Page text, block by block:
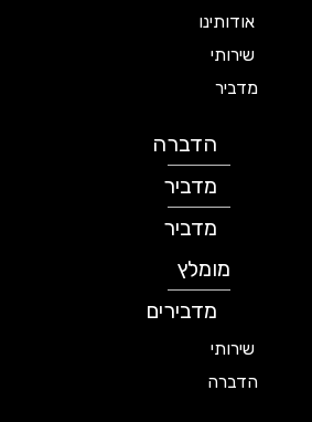
אודותינו
שירותי
מדביר
הדברה
מדביר
מדביר
מומלץ
מדבירים
שירותי
הדברה